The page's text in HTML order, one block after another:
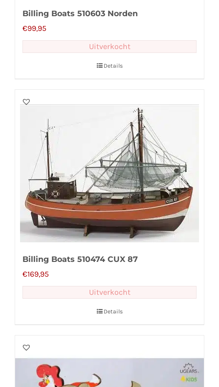
Billing Boats 510603 Norden
€99,95
Uitverkocht
Details
Billing Boats 510474 CUX 87
€169,95
Uitverkocht
Details